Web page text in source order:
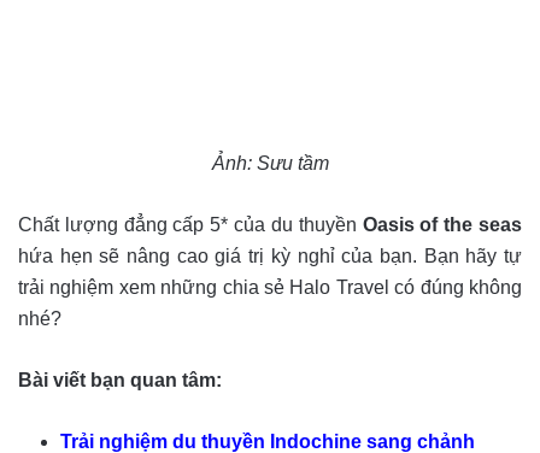
Ảnh: Sưu tầm
Chất lượng đẳng cấp 5* của du thuyền Oasis of the seas
hứa hẹn sẽ nâng cao giá trị kỳ nghỉ của bạn. Bạn hãy tự
trải nghiệm xem những chia sẻ Halo Travel có đúng không
nhé?
Bài viết bạn quan tâm:
Trải nghiệm du thuyền Indochine sang chảnh